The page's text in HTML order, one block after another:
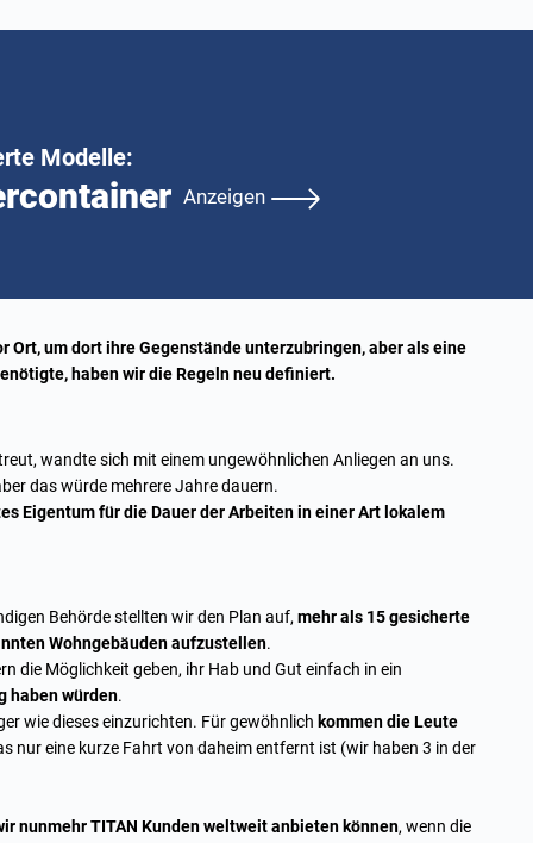
Modelle:
Anzeigen
Ort, um dort ihre Gegenstände unterzubringen, aber als eine
haben wir die Regeln neu definiert.
wandte sich mit einem ungewöhnlichen Anliegen an uns.
das würde mehrere Jahre dauern.
Eigentum für die Dauer der Arbeiten in einer Art lokalem
Behörde stellten wir den Plan auf, mehr als 15 gesicherte
Wohngebäuden aufzustellen.
die Möglichkeit geben, ihr Hab und Gut einfach in ein
haben würden.
wie dieses einzurichten. Für gewöhnlich kommen die Leute
nur eine kurze Fahrt von daheim entfernt ist (wir haben 3 in der
nunmehr TITAN Kunden weltweit anbieten können, wenn die